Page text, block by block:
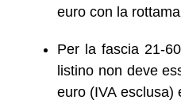
euro con la
Per la fascia 21-
listino non deve
euro (IVA esclusa)